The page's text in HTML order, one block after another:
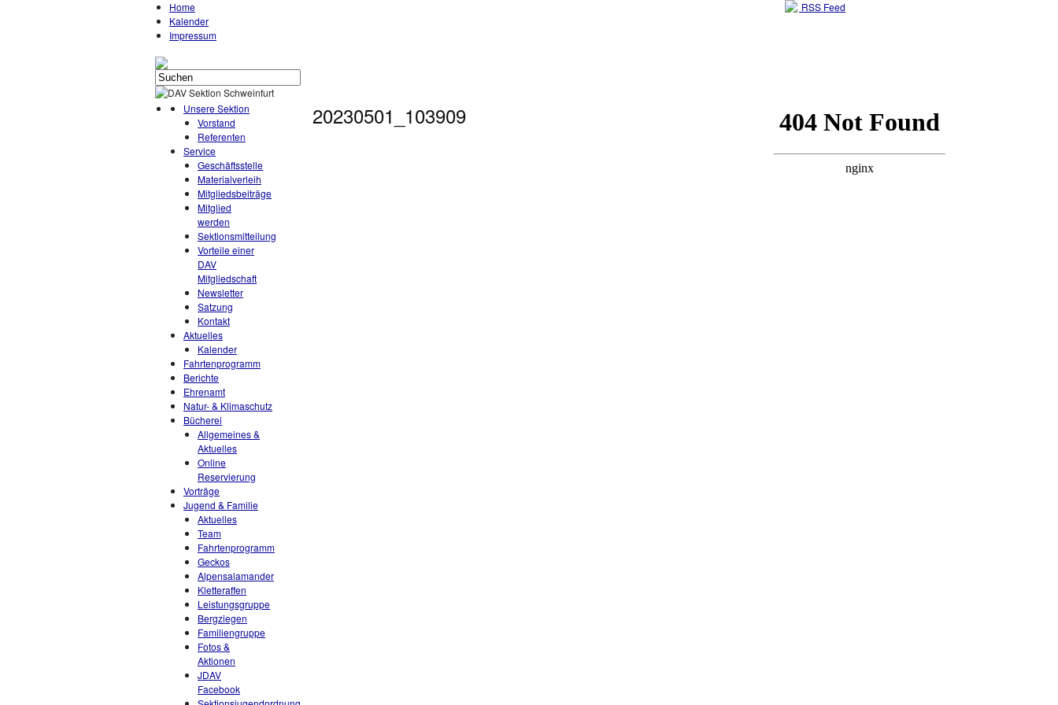
Home
Kalender
Impressum
RSS Feed
Unsere Sektion
Vorstand
Referenten
Service
Geschäftsstelle
Materialverleih
Mitgliedsbeiträge
Mitglied
werden
Sektionsmitteilung
Vorteile einer
DAV
Mitgliedschaft
Newsletter
Satzung
Kontakt
Aktuelles
Kalender
Fahrtenprogramm
Berichte
Ehrenamt
Natur- & Klimaschutz
Bücherei
Allgemeines &
Aktuelles
Online
Reservierung
Vorträge
Jugend & Familie
Aktuelles
Team
Fahrtenprogramm
Geckos
Alpensalamander
Kletteraffen
Leistungsgruppe
Bergziegen
Familiengruppe
Fotos &
Aktionen
JDAV
Facebook
20230501_103909